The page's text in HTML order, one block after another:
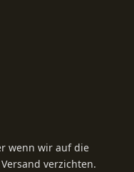
wenn wir auf die
verzichten.